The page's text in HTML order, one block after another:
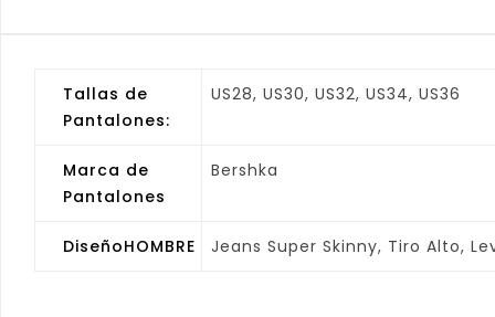
Tallas de
Pantalones:
US28, US30, US32, US34, US36
Marca de
Pantalones
Bershka
DiseñoHOMBRE Jeans Super Skinny, Tiro Alto,